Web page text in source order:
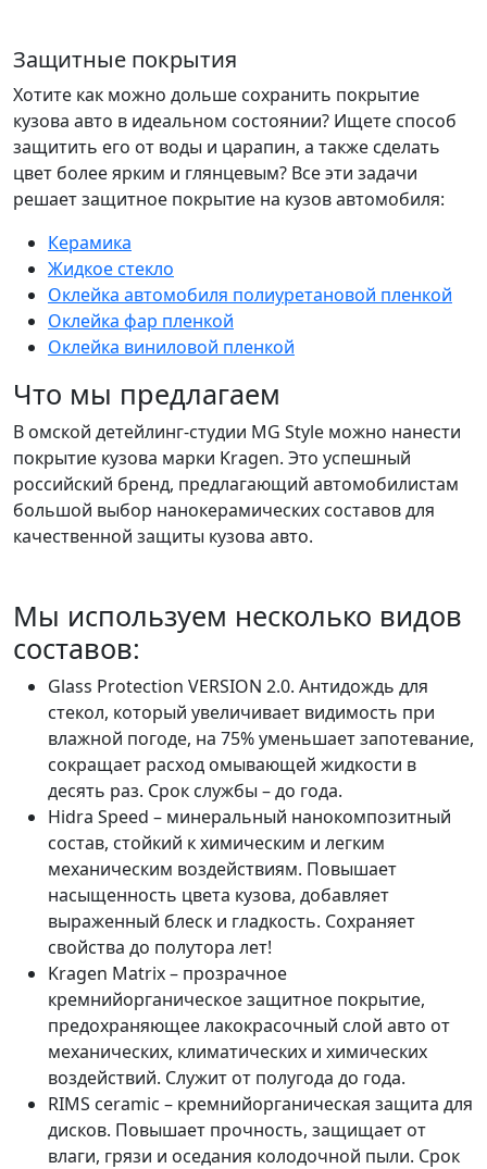
Защитные покрытия
Хотите как можно дольше сохранить покрытие
кузова авто в идеальном состоянии? Ищете способ
защитить его от воды и царапин, а также сделать
цвет более ярким и глянцевым? Все эти задачи
решает защитное покрытие на кузов автомобиля:
Керамика
Жидкое стекло
Оклейка автомобиля полиуретановой пленкой
Оклейка фар пленкой
Оклейка виниловой пленкой
Что мы предлагаем
В омской детейлинг-студии MG Style можно нанести
покрытие кузова марки Kragen. Это успешный
российский бренд, предлагающий автомобилистам
большой выбор нанокерамических составов для
качественной защиты кузова авто.
Мы используем несколько видов
составов:
Glass Protection VERSION 2.0. Антидождь для
стекол, который увеличивает видимость при
влажной погоде, на 75% уменьшает запотевание,
сокращает расход омывающей жидкости в
десять раз. Срок службы – до года.
Hidra Speed – минеральный нанокомпозитный
состав, стойкий к химическим и легким
механическим воздействиям. Повышает
насыщенность цвета кузова, добавляет
выраженный блеск и гладкость. Сохраняет
свойства до полутора лет!
Kragen Matrix – прозрачное
кремнийорганическое защитное покрытие,
предохраняющее лакокрасочный слой авто от
механических, климатических и химических
воздействий. Служит от полугода до года.
RIMS ceramic – кремнийорганическая защита для
дисков. Повышает прочность, защищает от
влаги, грязи и оседания колодочной пыли. Срок